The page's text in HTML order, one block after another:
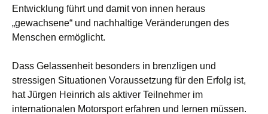
Entwicklung führt und damit von innen heraus
„gewachsene“ und nachhaltige Veränderungen des
Menschen ermöglicht.
Dass Gelassenheit besonders in brenzligen und
stressigen Situationen Voraussetzung für den Erfolg ist,
hat Jürgen Heinrich als aktiver Teilnehmer im
internationalen Motorsport erfahren und lernen müssen.